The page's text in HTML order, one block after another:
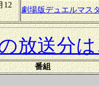
12
劇場版デュエルマス
放送分
番組